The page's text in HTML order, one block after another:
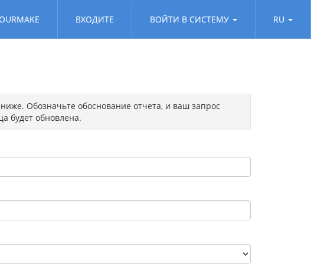
ВХОДИТЕ ВОЙТИ В СИСТЕМУ RU
Обозначьте обоснование отчета, и ваш запрос
будет обновлена.